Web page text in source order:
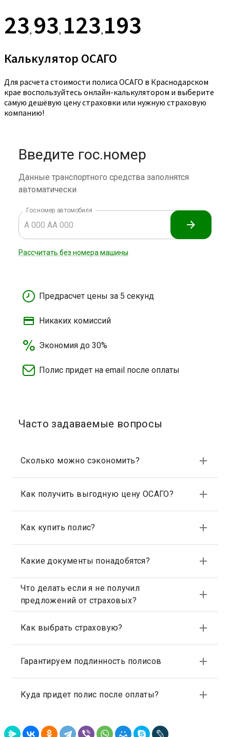
23, 93, 123, 193
Калькулятор ОСАГО
Для расчета стоимости полиса ОСАГО в Краснодарском
крае воспользуйтесь онлайн-калькулятором и выберите
самую дешёвую цену страховки или нужную страховую
компанию!